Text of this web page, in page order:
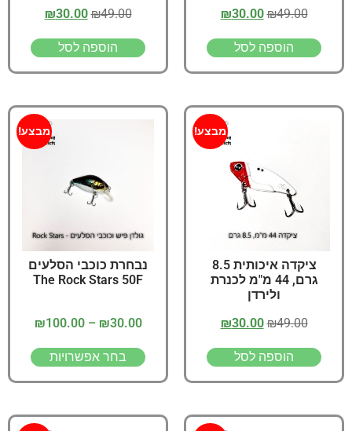
₪49.00
₪30.00
הוספה לסל
₪49.00
₪30.00
הוספה לסל
מבצע!
ציקדה איכותית 8.5
גרם, 44 מ"מ לכנרת
ולירדן
₪49.00
₪30.00
הוספה לסל
מבצע!
נבחרת כוכבי הסלעים
The Rock Stars 50F
₪30.00
–
₪100.00
בחר אפשרויות